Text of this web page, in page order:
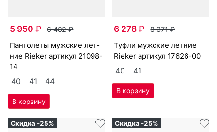
5 950₽ 6 482₽
пан­то­леты мужс­кие лет­
ние Ri­eker артикул 21098-
14
40 41 44
6 278₽ 8 371₽
туф­ли мужс­кие лет­ние
Ri­eker артикул 17626-00
40 41
Скидка -25% Скидка -25%